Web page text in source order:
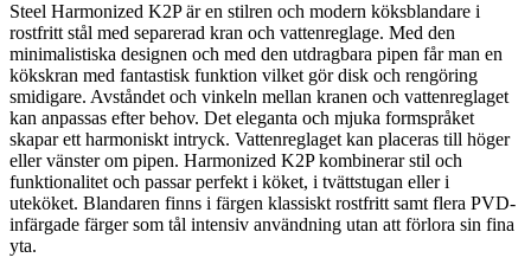
Steel Harmonized K2P är en stilren och modern köksblandare i
rostfritt stål med separerad kran och vattenreglage. Med den
minimalistiska designen och med den utdragbara pipen får man en
kökskran med fantastisk funktion vilket gör disk och rengöring
smidigare. Avståndet och vinkeln mellan kranen och vattenreglaget
kan anpassas efter behov. Det eleganta och mjuka formspråket
skapar ett harmoniskt intryck. Vattenreglaget kan placeras till höger
eller vänster om pipen. Harmonized K2P kombinerar stil och
funktionalitet och passar perfekt i köket, i tvättstugan eller i
uteköket. Blandaren finns i färgen klassiskt rostfritt samt flera PVD-
infärgade färger som tål intensiv användning utan att förlora sin fina
yta.